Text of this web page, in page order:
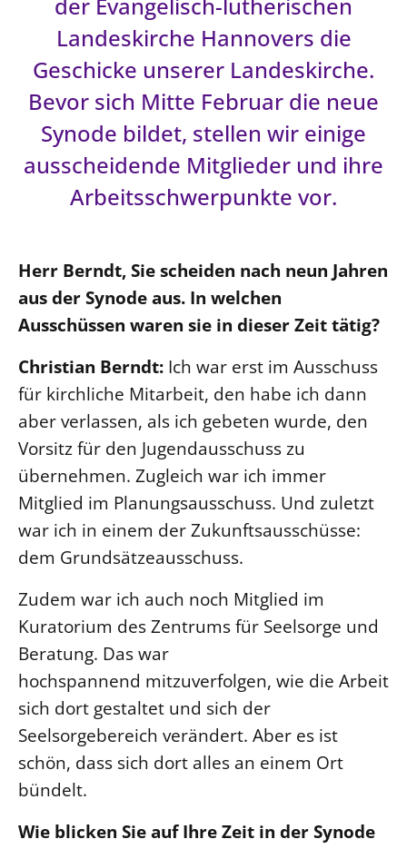
der Evangelisch-lutherischen
Landeskirche Hannovers die
Geschicke unserer Landeskirche.
Bevor sich Mitte Februar die neue
Synode bildet, stellen wir einige
ausscheidende Mitglieder und ihre
Arbeitsschwerpunkte vor.
Herr Berndt, Sie scheiden nach neun Jahren
aus der Synode aus. In welchen
Ausschüssen waren sie in dieser Zeit tätig?
Christian Berndt: Ich war erst im Ausschuss
für kirchliche Mitarbeit, den habe ich dann
aber verlassen, als ich gebeten wurde, den
Vorsitz für den Jugendausschuss zu
übernehmen. Zugleich war ich immer
Mitglied im Planungsausschuss. Und zuletzt
war ich in einem der Zukunftsausschüsse:
dem Grundsätzeausschuss.
Zudem war ich auch noch Mitglied im
Kuratorium des Zentrums für Seelsorge und
Beratung. Das war
hochspannend mitzuverfolgen, wie die Arbeit
sich dort gestaltet und sich der
Seelsorgebereich verändert. Aber es ist
schön, dass sich dort alles an einem Ort
bündelt.
Wie blicken Sie auf Ihre Zeit in der Synode
LANDESSYNODE
27. Landessynode
Hintergrund
MITARBEIT
Ehrenamt
BIBLIOTHEK & ARCHIV
Älterwerden im Pfarrberuf
Beteiligungsverfahren
Beschwerdestellen
Ephoralbüro
Finanzplanung
Fundraising
IT-Service
Interventionsplan
Jahresgespräche
Kantine Speiseplan
Kirchliches Amtsblatt
Kirchliche Verwaltung
Klimaschutzgesetz
Kunstreferat
Öffentlichkeitsarbeit